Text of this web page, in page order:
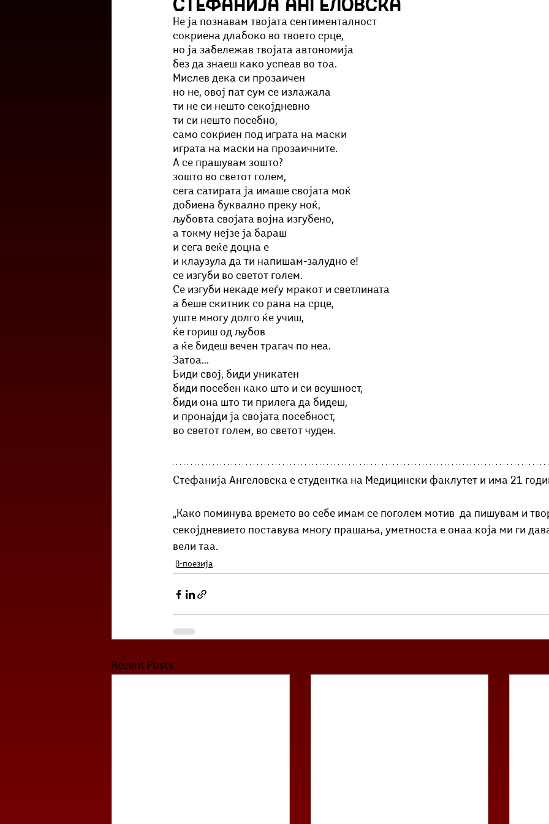
Културоглед Мелемузика Добри гости Скопски поетски фестивал
Не ја познавам твојата сентименталност
сокриена длабоко во твоето срце,
но ја забележав твојата автономија
без да знаеш како успеав во тоа.
Мислев дека си прозаичен
но не, овој пат сум се излажала
ти не си нешто секојдневно
ти си нешто посебно,
само сокриен под играта на маски
играта на маски на прозаичните.
А се прашувам зошто?
зошто во светот голем,
сега сатирата ја имаше својата моќ
добиена буквално преку ноќ,
љубовта својата војна изгубено,
а токму нејзе ја бараш
и сега веќе доцна е
и клаузула да ти напишам-залудно е!
се изгуби во светот голем.
Се изгуби некаде меѓу мракот и светлината
а беше скитник со рана на срце,
уште многу долго ќе учиш,
ќе гориш од љубов
а ќе бидеш вечен трагач по неа.
Затоа...
Биди свој, биди уникатен
биди посебен како што и си всушност,
биди она што ти прилега да бидеш,
и пронајди ја својата посебност,
во светот голем, во светот чуден.
Стефанија Ангеловска е студентка на Медицински факлутет и има 21
„Како поминува времето во себе имам се поголем мотив  да пишувам и
секојдневието поставува многу прашања, уметноста е онаа која ми ги
вели таа.
β-поезија
Recent Posts